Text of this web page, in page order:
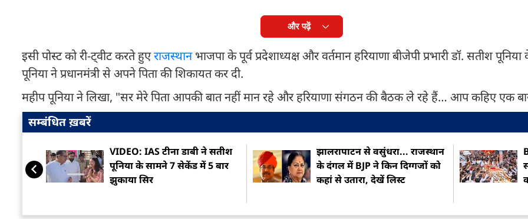
और पढ़ें
इसी पोस्ट को री-ट्वीट करते हुएराजस्थानभाजपा के पूर्व प्रदेशाध्यक्ष और वर्तमान हरियाणा बीजेपी प्रभारी डॉ. सतीश
पूनिया ने प्रधानमंत्री से अपने पिता की शिकायत कर दी.
महीप पूनिया ने लिखा, "सर मेरे पिता आपकी बात नहीं मान रहे और हरियाणा संगठन की बैठक ले रहे हैं… आप कहिए एक
सम्बंधित ख़बरें
VIDEO: IAS टीना डाबी ने सतीश
पूनिया के सामने 7 सेकेंड में 5 बार
झुकाया सिर
झालरापाटन से वसुंधरा... राजस्थान
के दंगल में BJP ने किन दिग्गजों को
कहां से उतारा, देखें लिस्ट